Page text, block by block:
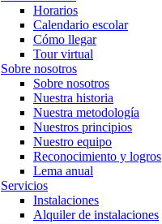
Horarios
Calendario escolar
Cómo llegar
Tour virtual
Sobre nosotros
Sobre nosotros
Nuestra historia
Nuestra metodología
Nuestros principios
Nuestro equipo
Reconocimiento y logros
Lema anual
Servicios
Instalaciones
Alquiler de instalaciones